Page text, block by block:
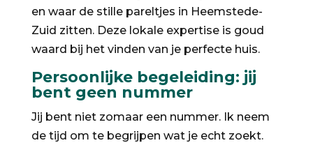
en waar de stille pareltjes in Heemstede-
Zuid zitten. Deze lokale expertise is goud
waard bij het vinden van je perfecte huis.
Persoonlijke begeleiding: jij
bent geen nummer
Jij bent niet zomaar een nummer. Ik neem
de tijd om te begrijpen wat je echt zoekt.